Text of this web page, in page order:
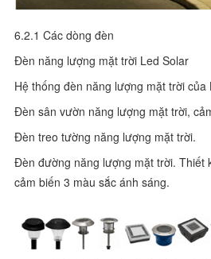
6.2.1 Các dòng đèn
Đèn năng lượng mặt trời Led Solar
Hệ thống đèn năng lượng mặt trời của
Đèn sân vườn năng lượng mặt trời,
Đèn treo tường năng lượng mặt trời.
Đèn đường năng lượng mặt trời. Thiết
cảm biến 3 màu sắc ánh sáng.